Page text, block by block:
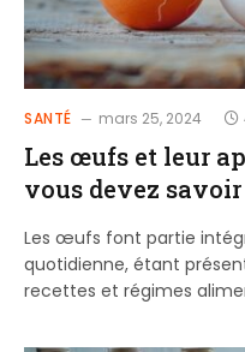
SANTÉ mars 25, 2024
Les œufs et leur
vous devez savoir
Les œufs font partie
quotidienne, étant
recettes et régimes